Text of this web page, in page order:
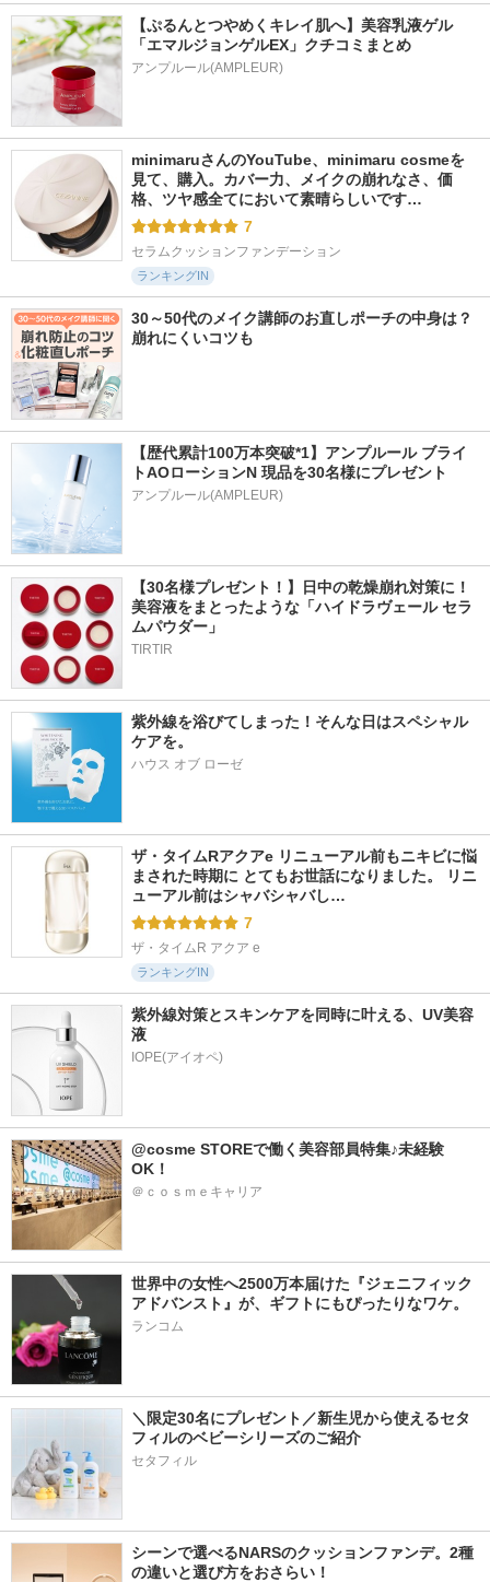
【ぷるんとつやめくキレイ肌へ】美容乳液ゲル
「エマルジョンゲルEX」クチコミまとめ
アンプルール(AMPLEUR)
minimaruさんのYouTube、minimaru cosmeを
見て、購入。カバー力、メイクの崩れなさ、価
格、ツヤ感全てにおいて素晴らしいです…
7
セラムクッションファンデーション
ランキングIN
30～50代のメイク講師のお直しポーチの中身は？
崩れにくいコツも
【歴代累計100万本突破*1】アンプルール ブライ
トAOローションN 現品を30名様にプレゼント
アンプルール(AMPLEUR)
【30名様プレゼント！】日中の乾燥崩れ対策に！
美容液をまとったような「ハイドラヴェール セラ
ムパウダー」
TIRTIR
紫外線を浴びてしまった！そんな日はスペシャル
ケアを。
ハウス オブ ローゼ
ザ・タイムRアクアe リニューアル前もニキビに悩
まされた時期に とてもお世話になりました。 リニ
ューアル前はシャバシャバし…
7
ザ・タイムR アクア e
ランキングIN
紫外線対策とスキンケアを同時に叶える、UV美容
液
@cosme STOREで働く美容部員特集♪未経験
OK！
＠ｃｏｓｍｅキャリア
世界中の女性へ2500万本届けた『ジェニフィック
アドバンスト』が、ギフトにもぴったりなワケ。
ランコム
＼限定30名にプレゼント／新生児から使えるセタ
フィルのベビーシリーズのご紹介
セタフィル
シーンで選べるNARSのクッションファンデ。2種
の違いと選び方をおさらい！